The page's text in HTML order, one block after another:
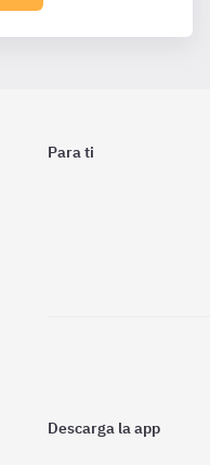
Para ti
Descarga la app